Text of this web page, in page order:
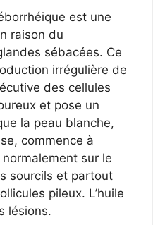
est une
raison du
sébacées. Ce
irrégulière de
des cellules
et pose un
la peau blanche,
commence à
sur le
sourcils et partout
pileux. L’huile
lésions.